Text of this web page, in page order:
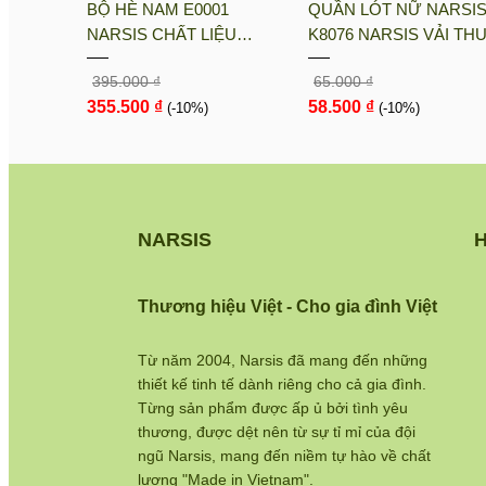
BỘ HÈ NAM E0001
NARSIS CHẤT LIỆU
THOÁNG MÁT, DỄ CHỊU,
THOẢI MÁI CẢ NGÀY, DỄ
VẬN ĐỘNG
395.000 ₫
355.500 ₫ (-10%)
QUẦN LÓT NỮ NARSIS
K8076 NARSIS VẢI
LẠNH THOÁNG MÁT,
COTTON THOẢI MÁI,
DÁNG TỐT, THO...
65.000 ₫
58.500 ₫ (-10%)
NARSIS
Từ năm 2004, Narsis đã mang đến những
thiết kế tinh tế dành riêng cho cả gia đình.
Từng sản phẩm được ấp ủ bởi tình yêu
thương, được dệt nên từ sự tỉ mỉ của đội
ngũ Narsis, mang đến niềm tự hào về chất
lượng "Made in Vietnam".
Thương hiệu Việt - Cho gia đình Việt